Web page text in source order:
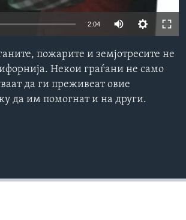
2:04
пожарите и земјотресите не
Некои граѓани не само
да ги преживеат овие
да им помогнат и на други.